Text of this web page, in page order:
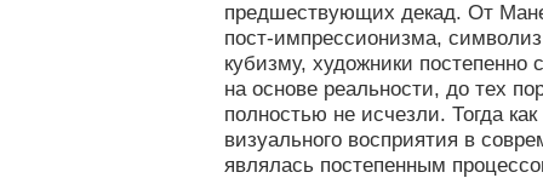
предшествующих декад. От
пост-импрессионизма,
кубизму, художники постепенно
на основе реальности, до тех
полностью не исчезли. Тогда
визуального восприятия в
являлась постепенным